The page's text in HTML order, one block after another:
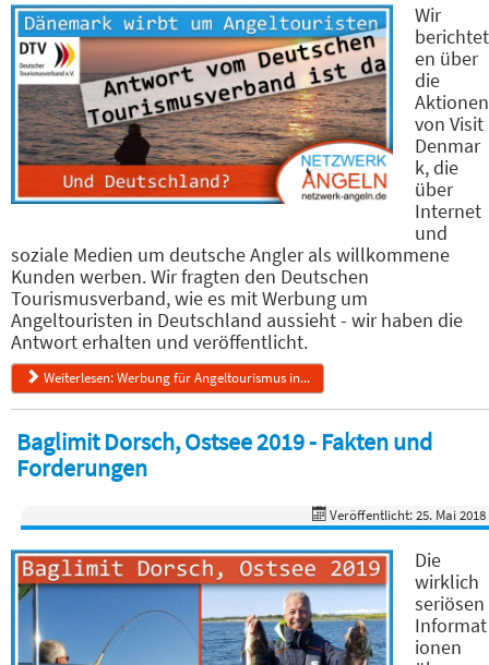
Wir
berichtet
en über
die
Aktionen
von Visit
Denmar
k, die
über
Internet
und
soziale Medien um deutsche Angler als willkommene
Kunden werben. Wir fragten den Deutschen
Tourismusverband, wie es mit Werbung um
Angeltouristen in Deutschland aussieht - wir haben die
Antwort erhalten und veröffentlicht.
Weiterlesen: Werbung für Angeltourismus in...
Baglimit Dorsch, Ostsee 2019 - Fakten und
Forderungen
Veröffentlicht: 25. Mai 2018
Die
wirklich
seriösen
Informat
ionen